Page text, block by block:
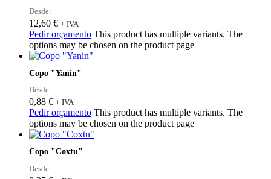
Desde:
12,60 € + IVA
Pedir orçamento This product has multiple variants. The
options may be chosen on the product page
Copo "Yanin"
Desde:
0,88 € + IVA
Pedir orçamento This product has multiple variants. The
options may be chosen on the product page
Copo "Coxtu"
Desde: